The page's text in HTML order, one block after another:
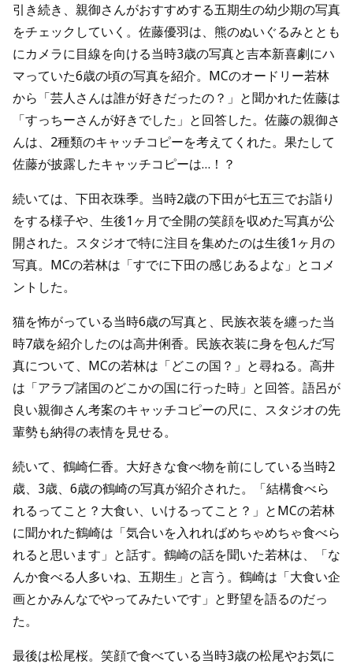
引き続き、親御さんがおすすめする五期生の幼少期の写真
をチェックしていく。佐藤優羽は、熊のぬいぐるみととも
にカメラに目線を向ける当時3歳の写真と吉本新喜劇にハ
マっていた6歳の頃の写真を紹介。MCのオードリー若林
から「芸人さんは誰が好きだったの？」と聞かれた佐藤は
「すっちーさんが好きでした」と回答した。佐藤の親御さ
んは、2種類のキャッチコピーを考えてくれた。果たして
佐藤が披露したキャッチコピーは…！？
続いては、下田衣珠季。当時2歳の下田が七五三でお詣り
をする様子や、生後1ヶ月で全開の笑顔を収めた写真が公
開された。スタジオで特に注目を集めたのは生後1ヶ月の
写真。MCの若林は「すでに下田の感じあるよな」とコメ
ントした。
猫を怖がっている当時6歳の写真と、民族衣装を纏った当
時7歳を紹介したのは高井俐香。民族衣装に身を包んだ写
真について、MCの若林は「どこの国？」と尋ねる。高井
は「アラブ諸国のどこかの国に行った時」と回答。語呂が
良い親御さん考案のキャッチコピーの尺に、スタジオの先
輩勢も納得の表情を見せる。
続いて、鶴崎仁香。大好きな食べ物を前にしている当時2
歳、3歳、6歳の鶴崎の写真が紹介された。「結構食べら
れるってこと？大食い、いけるってこと？」とMCの若林
に聞かれた鶴崎は「気合いを入れればめちゃめちゃ食べら
れると思います」と話す。鶴崎の話を聞いた若林は、「な
んか食べる人多いね、五期生」と言う。鶴崎は「大食い企
画とかみんなでやってみたいです」と野望を語るのだっ
た。
最後は松尾桜。笑顔で食べている当時3歳の松尾やお気に